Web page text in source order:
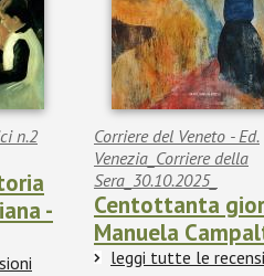
n.2
-
Corriere del Veneto - Ed.
Venezia_Corriere della
Sera_30.10.2025_
Centottanta
Manuela
leggi tutte le